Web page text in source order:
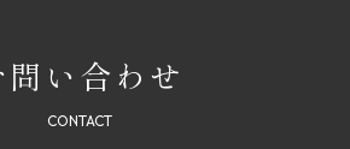
問い合わせ